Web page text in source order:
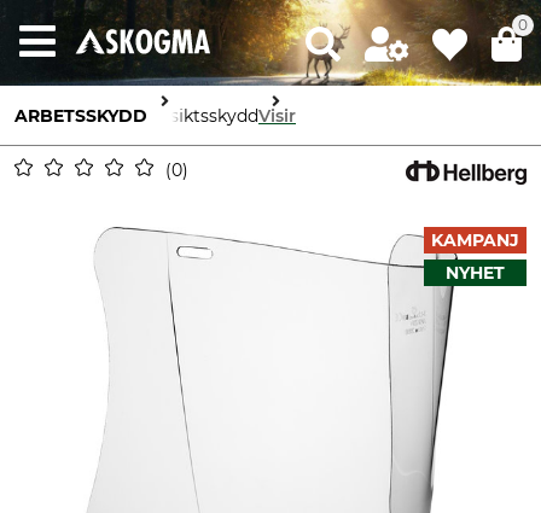
0
ARBETSSKYDD AnsiktsskyddVisir
0
KAMPANJ
NYHET